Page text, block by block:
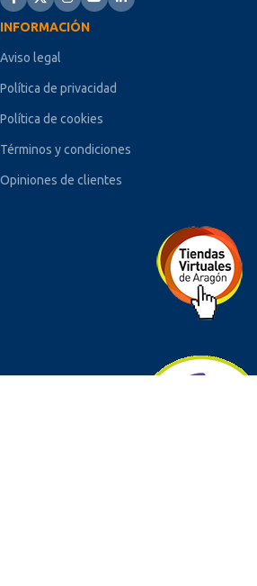
INFORMACIÓN
Aviso legal
Política de privacidad
Política de cookies
Términos y condiciones
Opiniones de clientes